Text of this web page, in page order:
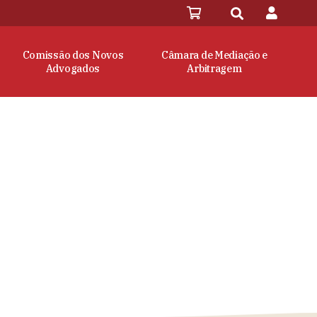
Comissão dos Novos
Advogados
Câmara de Mediação e
Arbitragem